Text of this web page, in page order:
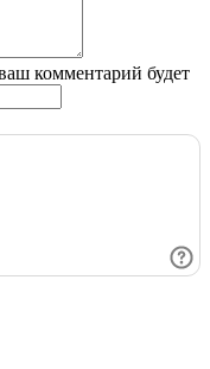
комментарий будет